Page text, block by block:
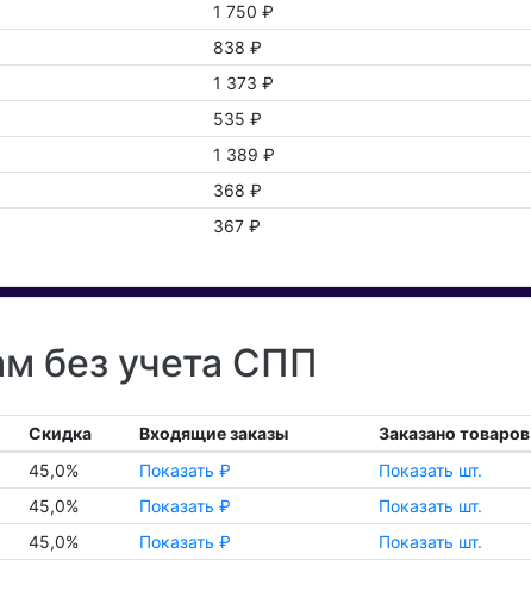
1 750 ₽
838 ₽
1 373 ₽
535 ₽
1 389 ₽
368 ₽
367 ₽
без учета СПП
Скидка Входящие заказы
Заказано товаров
45,0% Показать ₽
Показать шт.
45,0% Показать ₽
Показать шт.
45,0% Показать ₽
Показать шт.